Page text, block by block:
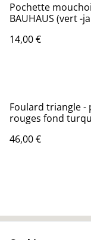
Pochette
BAUHAUS (vert -
14,00 €
Foulard triangle -
rouges fond
46,00 €